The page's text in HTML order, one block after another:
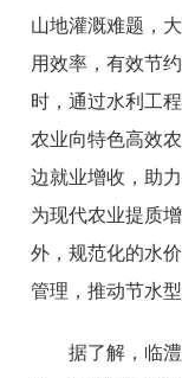
山地灌溉难题，
用效率，有效节
时，通过水利工
农业向特色高效
边就业增收，助
为现代农业提质
外，规范化的水
管理，推动节水
据了解，临